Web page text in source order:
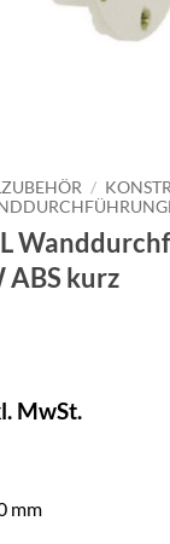
/
ABS kurz
MwSt.
mm